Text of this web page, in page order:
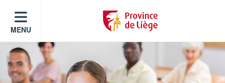
MENU